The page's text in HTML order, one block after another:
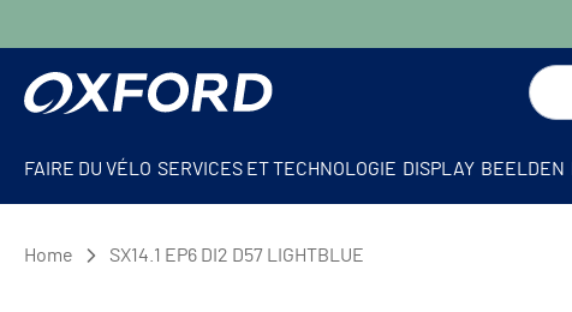
FAIRE DU VÉLO SERVICES ET TECHNOLOGIE DISPLAY BEELDEN
Home SX14.1 EP6 DI2 D57 LIGHTBLUE